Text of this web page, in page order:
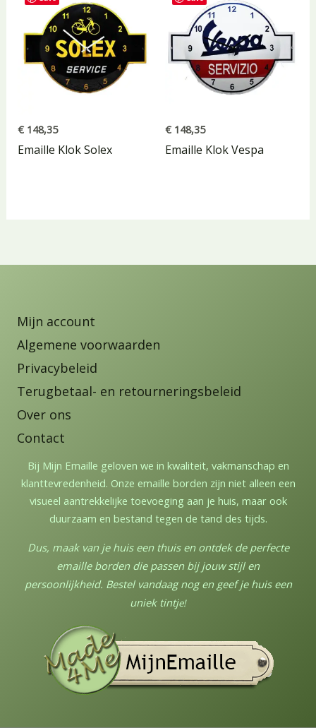
€148,35
Emaille Klok Solex
€ 148,35
Emaille Klok Vespa
Mijn account
Algemene voorwaarden
Privacybeleid
Terugbetaal- en retourneringsbeleid
Over ons
Contact
Bij Mijn Emaille geloven we in kwaliteit, vakmanschap en
klanttevredenheid. Onze emaille borden zijn niet alleen een
visueel aantrekkelijke toevoeging aan je huis, maar ook
duurzaam en bestand tegen de tand des tijds.
Dus, maak van je huis een thuis en ontdek de perfecte
emaille borden die passen bij jouw stijl en
persoonlijkheid. Bestel vandaag nog en geef je huis een
uniek tintje!